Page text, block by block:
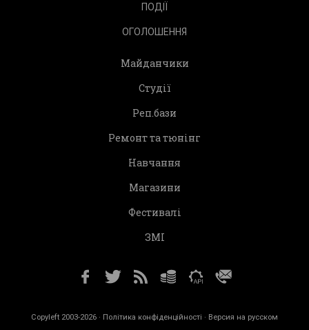
ПОДІЇ
ОГОЛОШЕННЯ
Майданчики
Студії
Реп.бази
Ремонт та тюнінг
Навчання
Магазини
Фестивалі
ЗМІ
Copyleft 2003-2026 · Політика конфіденційності · Версия на русском